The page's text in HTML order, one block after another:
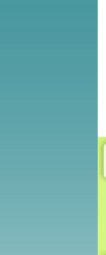
في مدرسة أمير